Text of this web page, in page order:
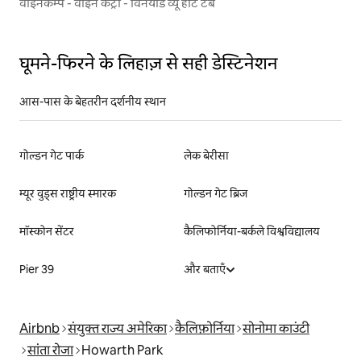
घूमने-फिरने के लिहाज़ से सही डेस्टिनेशन
आस-पास के बेहतरीन दर्शनीय स्थान
गोल्डन गेट पार्क लेक बेरीसा
म्यूर वुड्स राष्ट्रीय स्मारक गोल्डन गेट ब्रिज
मॉस्कोन सेंटर कैलिफोर्निया-बर्कले विश्वविद्यालय
Pier 39 और बताएँ
Airbnb संयुक्त राज्य अमेरिका कैलिफ़ोर्निया सोनोमा काउंटी
सांता रोजा Howarth Park